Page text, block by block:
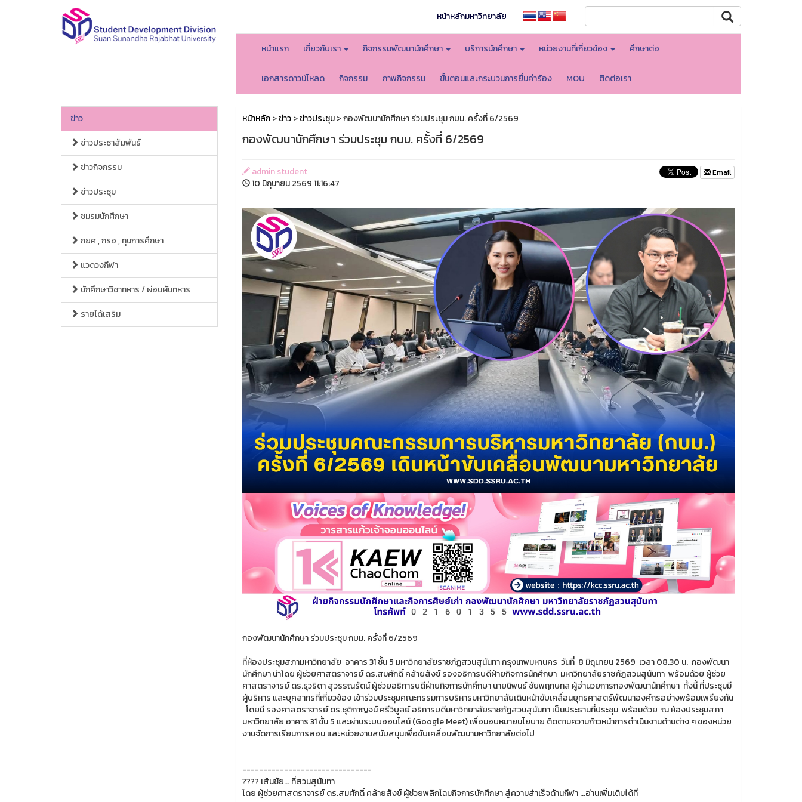
หน้าหลักมหาวิทยาลัย
หน้าแรก เกี่ยวกับเรา กิจกรรมพัฒนานักศึกษา บริการนักศึกษา หน่วยงานที่เกี่ยวข้อง ศึกษาต่อ
เอกสารดาวน์โหลด กิจกรรม ภาพกิจกรรม ขั้นตอนและกระบวนการยื่นคำร้อง MOU ติดต่อเรา
ข่าว
ข่าวประชาสัมพันธ์
ข่าวกิจกรรม
ข่าวประชุม
ชมรมนักศึกษา
กยศ , กรอ , ทุนการศึกษา
แวดวงกีฬา
นักศึกษาวิชาทหาร / ผ่อนผันทหาร
รายได้เสริม
หน้าหลัก>ข่าว>ข่าวประชุม> กองพัฒนานักศึกษา ร่วมประชุม กบม. ครั้งที่ 6/2569
กองพัฒนานักศึกษา ร่วมประชุม กบม. ครั้งที่ 6/2569
admin student
10 มิถุนายน 2569 11:16:47
Email
กองพัฒนานักศึกษา ร่วมประชุม กบม. ครั้งที่ 6/2569
ที่ห้องประชุมสภามหาวิทยาลัย อาคาร 31 ชั้น 5 มหาวิทยาลัยราชภัฏสวนสุนันทา กรุงเทพมหานคร วันที่ 8 มิถุนายน 2569 เวลา 08.30 น. กองพัฒนา
นักศึกษา นำโดย ผู้ช่วยศาสตราจารย์ ดร.สมศักดิ์ คล้ายสังข์ รองอธิการบดีฝ่ายกิจการนักศึกษา มหาวิทยาลัยราชภัฏสวนสุนันทา พร้อมด้วย ผู้ช่วย
ศาสตราจารย์ ดร.ธุวธิดา สุวรรณรัตน์ ผู้ช่วยอธิการบดีฝ่ายกิจการนักศึกษา นายนิพนธ์ ชัยพฤกษทล ผู้อำนวยการกองพัฒนานักศึกษา ทั้งนี้ ที่ประชุมมี
ผู้บริหาร และบุคลากรที่เกี่ยวข้อง เข้าร่วมประชุมคณะกรรมการบริหารมหาวิทยาลัยเดินหน้าขับเคลื่อนยุทธศาสตร์พัฒนาองค์กรอย่างพร้อมเพรียงกัน
โดยมี รองศาสตราจารย์ ดร.ชุติกาญจน์ ศรีวิบูลย์ อธิการบดีมหาวิทยาลัยราชภัฏสวนสุนันทา เป็นประธานที่ประชุม พร้อมด้วย ณ ห้องประชุมสภา
มหาวิทยาลัย อาคาร 31 ชั้น 5 และผ่านระบบออนไลน์ (Google Meet) เพื่อมอบหมายนโยบาย ติดตามความก้าวหน้าการดำเนินงานด้านต่าง ๆ ของหน่วย
งานจัดการเรียนการสอน และหน่วยงานสนับสนุนเพื่อขับเคลื่อนพัฒนามหาวิทยาลัยต่อไป
-------------------------------
???? เส้นชัย... ที่สวนสุนันทา
โดย ผู้ช่วยศาสตราจารย์ ดร.สมศักดิ์ คล้ายสังข์ ผู้ช่วยพลิกโฉมกิจการนักศึกษา สู่ความสำเร็จด้านกีฬา ...อ่านเพิ่มเติมได้ที่